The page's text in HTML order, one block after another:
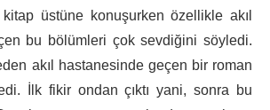
üstüne konuşurken özellikle akıl
bu bölümleri çok sevdiğini söyledi.
akıl hastanesinde geçen bir roman
İlk fikir ondan çıktı yani, sonra bu